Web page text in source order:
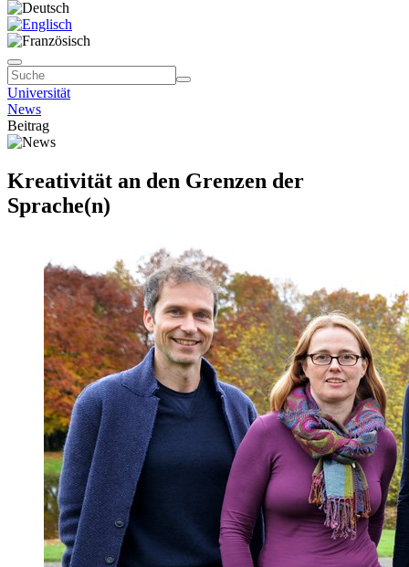
Universität
News
Beitrag
Kreativität an den Grenzen der
Sprache(n)